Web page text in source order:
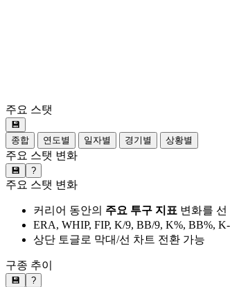
주요 스탯
💾
종합
연도별 일자별 경기별 상황별
주요 스탯 변화
💾 ?
주요 스탯 변화
커리어 동안의 주요 투구 지표 변화를 선
ERA, WHIP, FIP, K/9, BB/9, K%, BB%,
상단 토글로 막대/선 차트 전환 가능
구종 추이
💾 ?